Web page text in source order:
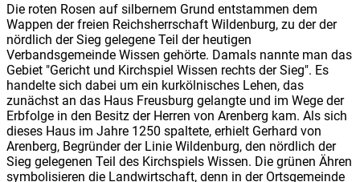
Die roten Rosen auf silbernem Grund entstammen dem
Wappen der freien Reichsherrschaft Wildenburg, zu der der
nördlich der Sieg gelegene Teil der heutigen
Verbandsgemeinde Wissen gehörte. Damals nannte man das
Gebiet "Gericht und Kirchspiel Wissen rechts der Sieg". Es
handelte sich dabei um ein kurkölnisches Lehen, das
zunächst an das Haus Freusburg gelangte und im Wege der
Erbfolge in den Besitz der Herren von Arenberg kam. Als sich
dieses Haus im Jahre 1250 spaltete, erhielt Gerhard von
Arenberg, Begründer der Linie Wildenburg, den nördlich der
Sieg gelegenen Teil des Kirchspiels Wissen. Die grünen Ähren
symbolisieren die Landwirtschaft, denn in der Ortsgemeinde